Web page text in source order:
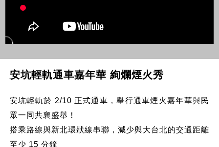
安坑輕軌通車嘉年華 絢爛煙火秀
安坑輕軌於 2/10 正式通車，舉行通車煙火嘉年華與民
眾一同共襄盛舉！
搭乘路線與新北環狀線串聯，減少與大台北的交通距離
至少 15 分鐘